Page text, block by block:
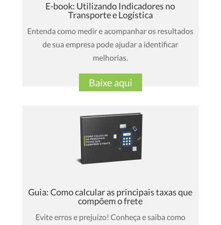
E-book: Utilizando Indicadores no
Transporte e Logística
Entenda como medir e acompanhar os resultados
de sua empresa pode ajudar a identificar
melhorias.
Baixe aqui
Guia: Como calcular as principais taxas que
compõem o frete
Evite erros e prejuízo! Conheça e saiba como